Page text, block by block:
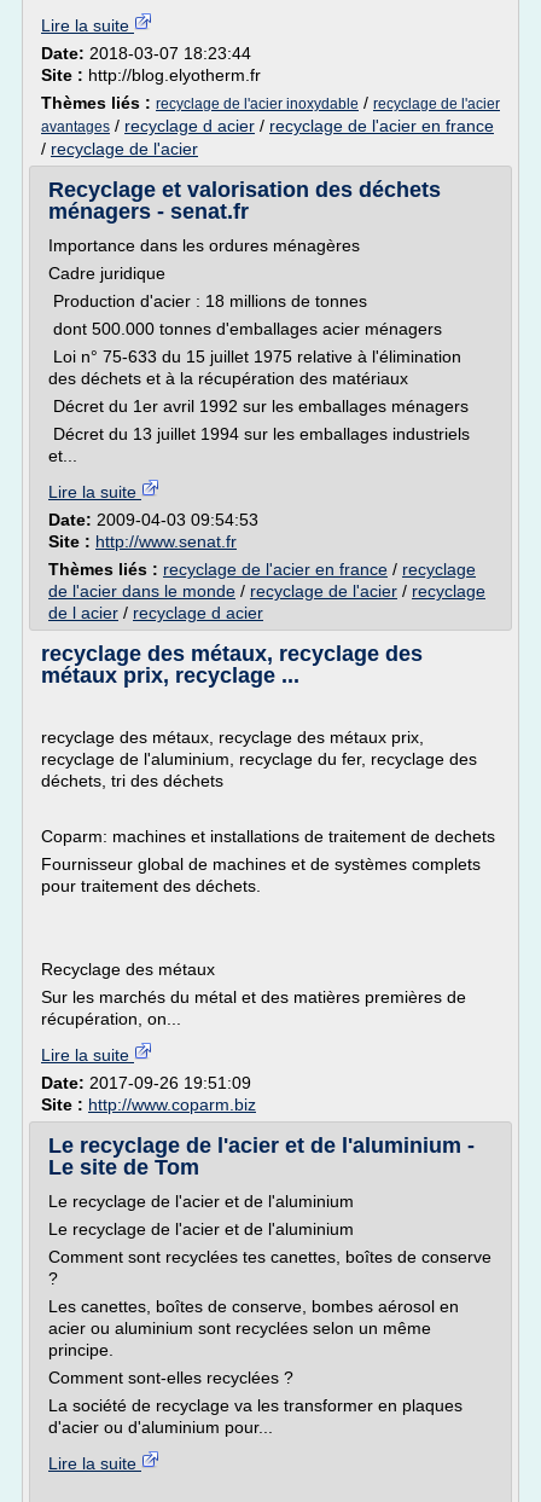
Lire la suite
Date: 2018-03-07 18:23:44
Site : http://blog.elyotherm.fr
Thèmes liés : recyclage de l'acier inoxydable / recyclage de l'acier
avantages / recyclage d acier / recyclage de l'acier en france
/ recyclage de l'acier
Recyclage et valorisation des déchets
ménagers - senat.fr
Importance dans les ordures ménagères
Cadre juridique
Production d'acier : 18 millions de tonnes
dont 500.000 tonnes d'emballages acier ménagers
Loi n° 75-633 du 15 juillet 1975 relative à l'élimination
des déchets et à la récupération des matériaux
Décret du 1er avril 1992 sur les emballages ménagers
Décret du 13 juillet 1994 sur les emballages industriels
et...
Lire la suite
Date: 2009-04-03 09:54:53
Site : http://www.senat.fr
Thèmes liés : recyclage de l'acier en france / recyclage
de l'acier dans le monde / recyclage de l'acier / recyclage
de l acier / recyclage d acier
recyclage des métaux, recyclage des
métaux prix, recyclage ...
recyclage des métaux, recyclage des métaux prix,
recyclage de l'aluminium, recyclage du fer, recyclage des
déchets, tri des déchets
Coparm: machines et installations de traitement de dechets
Fournisseur global de machines et de systèmes complets
pour traitement des déchets.
Recyclage des métaux
Sur les marchés du métal et des matières premières de
récupération, on...
Lire la suite
Date: 2017-09-26 19:51:09
Site : http://www.coparm.biz
Le recyclage de l'acier et de l'aluminium -
Le site de Tom
Le recyclage de l'acier et de l'aluminium
Le recyclage de l'acier et de l'aluminium
Comment sont recyclées tes canettes, boîtes de conserve
?
Les canettes, boîtes de conserve, bombes aérosol en
acier ou aluminium sont recyclées selon un même
principe.
Comment sont-elles recyclées ?
La société de recyclage va les transformer en plaques
d'acier ou d'aluminium pour...
Lire la suite